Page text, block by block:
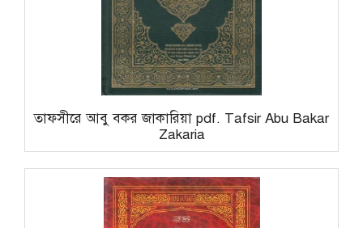
তাফসীরে আবু বকর জাকারিয়া pdf. Tafsir Abu Bakar
Zakaria